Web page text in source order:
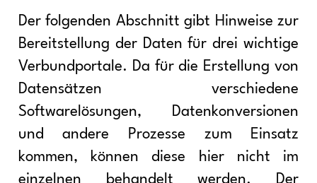
Der folgenden Abschnitt gibt Hinweise zur
Bereitstellung der Daten für drei wichtige
Verbundportale. Da für die Erstellung von
Datensätzen verschiedene
Softwarelösungen, Datenkonversionen
und andere Prozesse zum Einsatz
kommen, können diese hier nicht im
einzelnen behandelt werden. Der